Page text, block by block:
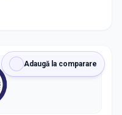
Adaugă la comparare